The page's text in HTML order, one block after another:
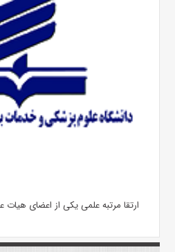
ارتقا مرتبه علمی یکی از اعضای هیات علمی